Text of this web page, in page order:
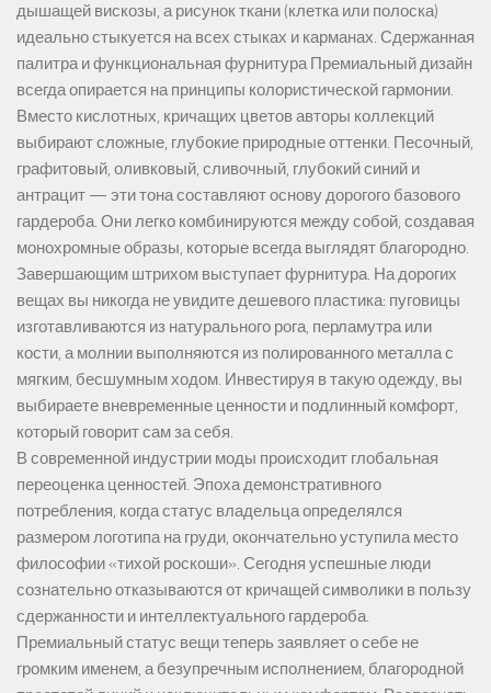
дышащей вискозы, а рисунок ткани (клетка или полоска)
идеально стыкуется на всех стыках и карманах. Сдержанная
палитра и функциональная фурнитура Премиальный дизайн
всегда опирается на принципы колористической гармонии.
Вместо кислотных, кричащих цветов авторы коллекций
выбирают сложные, глубокие природные оттенки. Песочный,
графитовый, оливковый, сливочный, глубокий синий и
антрацит — эти тона составляют основу дорогого базового
гардероба. Они легко комбинируются между собой, создавая
монохромные образы, которые всегда выглядят благородно.
Завершающим штрихом выступает фурнитура. На дорогих
вещах вы никогда не увидите дешевого пластика: пуговицы
изготавливаются из натурального рога, перламутра или
кости, а молнии выполняются из полированного металла с
мягким, бесшумным ходом. Инвестируя в такую одежду, вы
выбираете вневременные ценности и подлинный комфорт,
который говорит сам за себя.
В современной индустрии моды происходит глобальная
переоценка ценностей. Эпоха демонстративного
потребления, когда статус владельца определялся
размером логотипа на груди, окончательно уступила место
философии «тихой роскоши». Сегодня успешные люди
сознательно отказываются от кричащей символики в пользу
сдержанности и интеллектуального гардероба.
Премиальный статус вещи теперь заявляет о себе не
громким именем, а безупречным исполнением, благородной